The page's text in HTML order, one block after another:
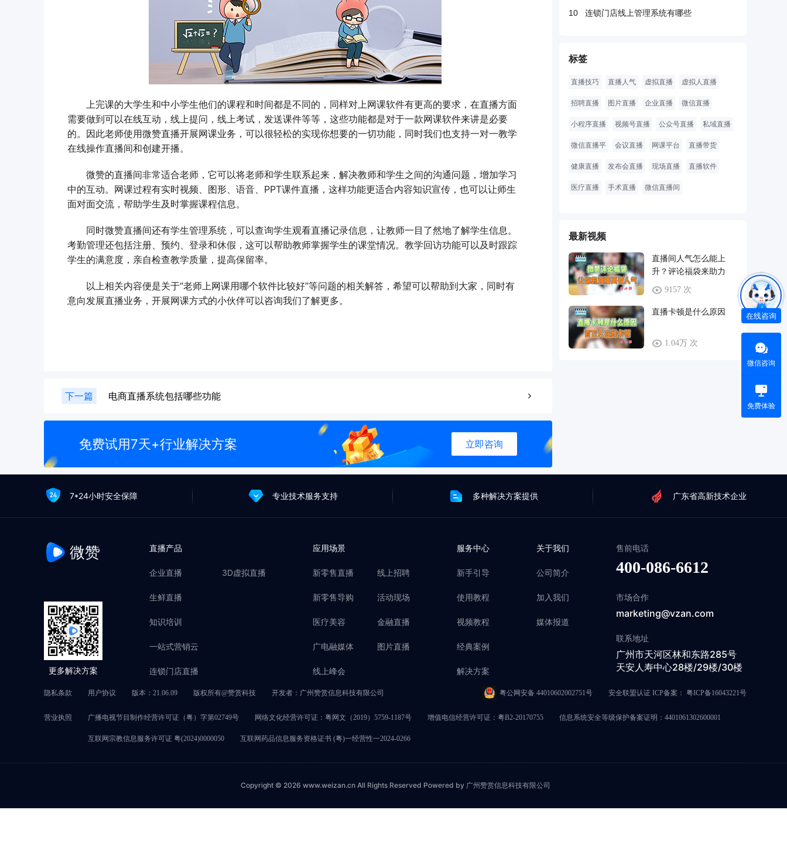
上完课的大学生和中小学生他们的课程和时间都是不同的，同样对上网课软件有更高的要求，在直播方面
需要做到可以在线互动，线上提问，线上考试，发送课件等等，这些功能都是对于一款网课软件来讲是必要
的。因此老师使用微赞直播开展网课业务，可以很轻松的实现你想要的一切功能，同时我们也支持一对一教学
在线操作直播间和创建开播。
微赞的直播间非常适合老师，它可以将老师和学生联系起来，解决教师和学生之间的沟通问题，增加学习
中的互动。网课过程有实时视频、图形、语音、PPT课件直播，这样功能更适合内容知识宣传，也可以让师生
面对面交流，帮助学生及时掌握课程信息。
同时微赞直播间还有学生管理系统，可以查询学生观看直播记录信息，让教师一目了然地了解学生信息。
考勤管理还包括注册、预约、登录和休假，这可以帮助教师掌握学生的课堂情况。教学回访功能可以及时跟踪
学生的满意度，亲自检查教学质量，提高保留率。
以上相关内容便是关于“老师上网课用哪个软件比较好”等问题的相关解答，希望可以帮助到大家，同时有
意向发展直播业务，开展网课方式的小伙伴可以咨询我们了解更多。
下一篇 电商直播系统包括哪些功能
免费试用7天+行业解决方案 立即咨询
10 连锁门店线上管理系统有哪些
标签
直播技巧 直播人气 虚拟直播 虚拟人直播
招聘直播 图片直播 企业直播 微信直播
小程序直播 视频号直播 公众号直播 私域直播
微信直播平 会议直播 网课平台 直播带货
健康直播 发布会直播 现场直播 直播软件
医疗直播 手术直播 微信直播间
最新视频
直播间人气怎么能上
升？评论福袋来助力
9157 次
直播卡顿是什么原因
1.04万 次
7*24小时安全保障 专业技术服务支持 多种解决方案提供 广东省高新技术企业
微赞
更多解决方案
直播产品
企业直播
生鲜直播
知识培训
一站式营销云
连锁门店直播
3D虚拟直播
应用场景
新零售直播
新零售导购
医疗美容
广电融媒体
线上峰会
线上招聘
活动现场
金融直播
图片直播
服务中心
新手引导
使用教程
视频教程
经典案例
解决方案
关于我们
公司简介
加入我们
媒体报道
售前电话
400-086-6612
市场合作
marketing@vzan.com
联系地址
广州市天河区林和东路285号
天安人寿中心28楼/29楼/30楼
隐私条款 用户协议 版本：21.06.09 版权所有@赞赏科技 开发者：广州赞赏信息科技有限公司 粤公网安备 44010602002751号 安全联盟认证 ICP备案： 粤ICP备16043221号
营业执照 广播电视节目制作经营许可证（粤）字第02749号 网络文化经营许可证：粤网文（2019）5759-1187号 增值电信经营许可证：粤B2-20170755 信息系统安全等级保护备案证明：4401061302600001
互联网宗教信息服务许可证 粤(2024)0000050 互联网药品信息服务资格证书 (粤)一经营性一2024-0266
Copyright © 2026 www.weizan.cn All Rights Reserved Powered by 广州赞赏信息科技有限公司
在线咨询
微信咨询
免费体验